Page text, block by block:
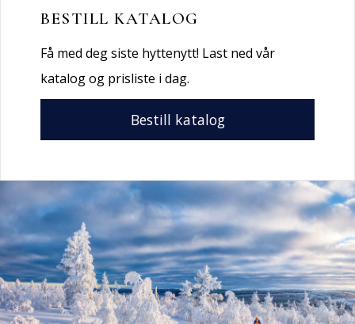
BESTILL KATALOG
Få med deg siste hyttenytt! Last ned vår
katalog og prisliste i dag.
Bestill katalog